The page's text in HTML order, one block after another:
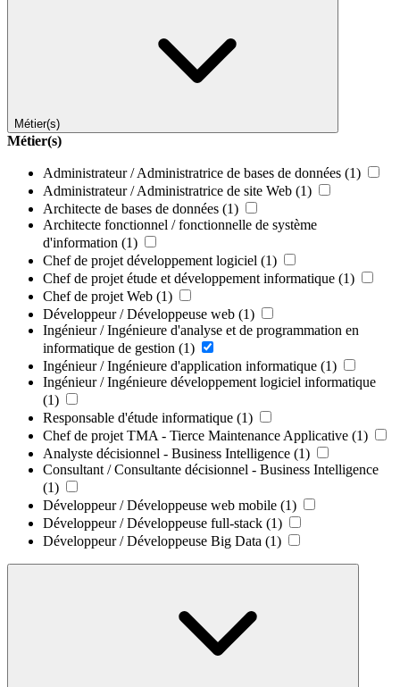
Métier(s)
Métier(s)
Administrateur / Administratrice de bases de données (1)
Administrateur / Administratrice de site Web (1)
Architecte de bases de données (1)
Architecte fonctionnel / fonctionnelle de système
d'information (1)
Chef de projet développement logiciel (1)
Chef de projet étude et développement informatique (1)
Chef de projet Web (1)
Développeur / Développeuse web (1)
Ingénieur / Ingénieure d'analyse et de programmation en
informatique de gestion (1)
Ingénieur / Ingénieure d'application informatique (1)
Ingénieur / Ingénieure développement logiciel informatique
(1)
Responsable d'étude informatique (1)
Chef de projet TMA - Tierce Maintenance Applicative (1)
Analyste décisionnel - Business Intelligence (1)
Consultant / Consultante décisionnel - Business Intelligence
(1)
Développeur / Développeuse web mobile (1)
Développeur / Développeuse full-stack (1)
Développeur / Développeuse Big Data (1)